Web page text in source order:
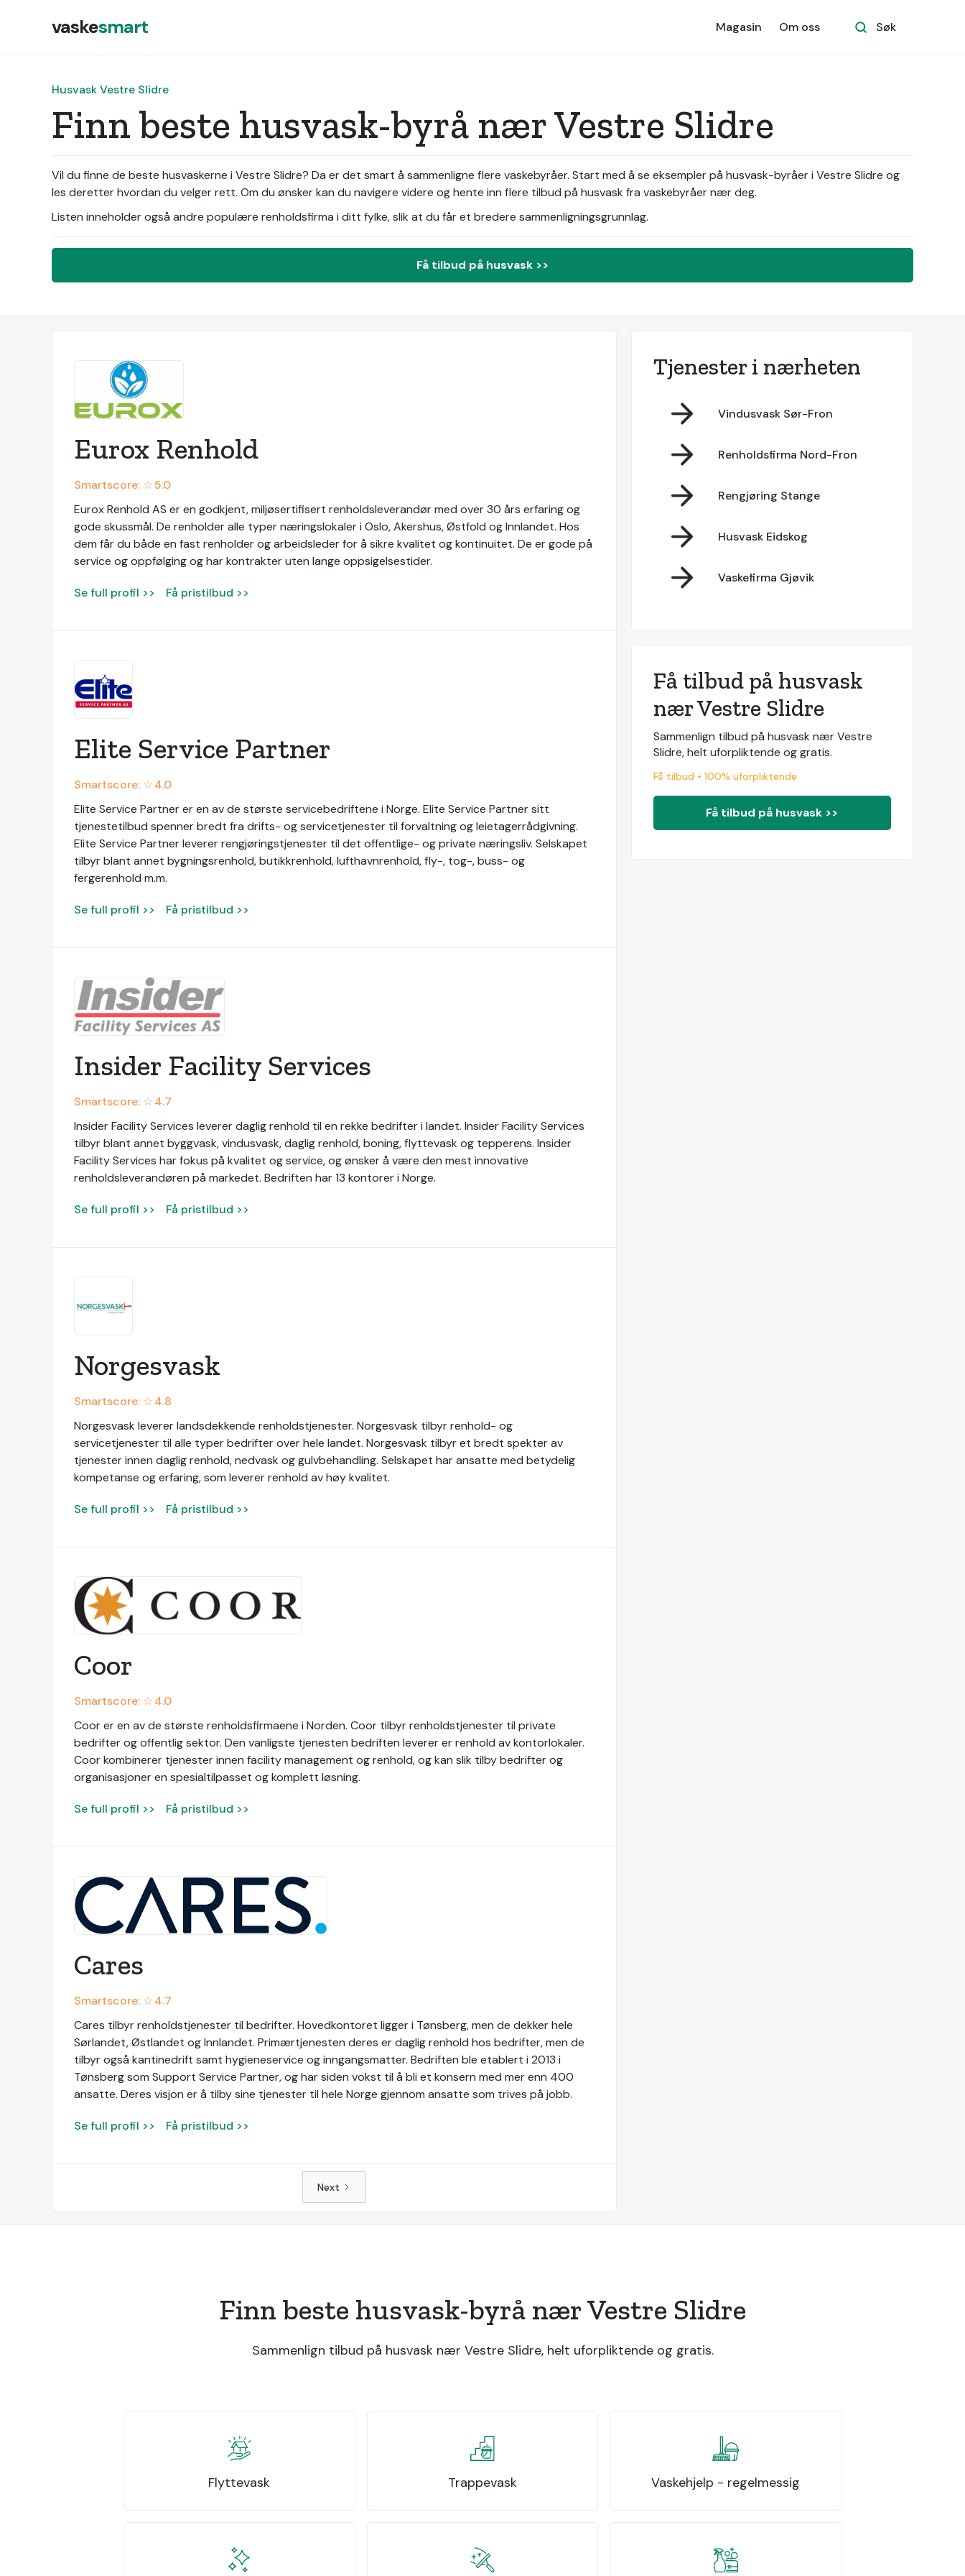
vaskesmart Magasin Om oss Søk
Husvask Vestre Slidre
Finn beste husvask-byrå nær Vestre Slidre
Vil du finne de beste husvaskerne i Vestre Slidre? Da er det smart å sammenligne flere vaskebyråer. Start med å se eksempler på husvask-byråer i Vestre Slidre og
les deretter hvordan du velger rett. Om du ønsker kan du navigere videre og hente inn flere tilbud på husvask fra vaskebyråer nær deg.
Listen inneholder også andre populære renholdsfirma i ditt fylke, slik at du får et bredere sammenligningsgrunnlag.
Få tilbud på husvask >>
Eurox Renhold
Smartscore: ☆5.0
Eurox Renhold AS er en godkjent, miljøsertifisert renholdsleverandør med over 30 års erfaring og
gode skussmål. De renholder alle typer næringslokaler i Oslo, Akershus, Østfold og Innlandet. Hos
dem får du både en fast renholder og arbeidsleder for å sikre kvalitet og kontinuitet. De er gode på
service og oppfølging og har kontrakter uten lange oppsigelsestider.
Se full profil >> Få pristilbud >>
Elite Service Partner
Smartscore: ☆4.0
Elite Service Partner er en av de største servicebedriftene i Norge. Elite Service Partner sitt
tjenestetilbud spenner bredt fra drifts- og servicetjenester til forvaltning og leietagerrådgivning.
Elite Service Partner leverer rengjøringstjenester til det offentlige- og private næringsliv. Selskapet
tilbyr blant annet bygningsrenhold, butikkrenhold, lufthavnrenhold, fly-, tog-, buss- og
fergerenhold m.m.
Se full profil >> Få pristilbud >>
Insider Facility Services
Smartscore: ☆4.7
Insider Facility Services leverer daglig renhold til en rekke bedrifter i landet. Insider Facility Services
tilbyr blant annet byggvask, vindusvask, daglig renhold, boning, flyttevask og tepperens. Insider
Facility Services har fokus på kvalitet og service, og ønsker å være den mest innovative
renholdsleverandøren på markedet. Bedriften har 13 kontorer i Norge.
Se full profil >> Få pristilbud >>
Norgesvask
Smartscore: ☆4.8
Norgesvask leverer landsdekkende renholdstjenester. Norgesvask tilbyr renhold- og
servicetjenester til alle typer bedrifter over hele landet. Norgesvask tilbyr et bredt spekter av
tjenester innen daglig renhold, nedvask og gulvbehandling. Selskapet har ansatte med betydelig
kompetanse og erfaring, som leverer renhold av høy kvalitet.
Se full profil >> Få pristilbud >>
Coor
Smartscore: ☆4.0
Coor er en av de største renholdsfirmaene i Norden. Coor tilbyr renholdstjenester til private
bedrifter og offentlig sektor. Den vanligste tjenesten bedriften leverer er renhold av kontorlokaler.
Coor kombinerer tjenester innen facility management og renhold, og kan slik tilby bedrifter og
organisasjoner en spesialtilpasset og komplett løsning.
Se full profil >> Få pristilbud >>
Cares
Smartscore: ☆4.7
Cares tilbyr renholdstjenester til bedrifter. Hovedkontoret ligger i Tønsberg, men de dekker hele
Sørlandet, Østlandet og Innlandet. Primærtjenesten deres er daglig renhold hos bedrifter, men de
tilbyr også kantinedrift samt hygieneservice og inngangsmatter. Bedriften ble etablert i 2013 i
Tønsberg som Support Service Partner, og har siden vokst til å bli et konsern med mer enn 400
ansatte. Deres visjon er å tilby sine tjenester til hele Norge gjennom ansatte som trives på jobb.
Se full profil >> Få pristilbud >>
Next
Tjenester i nærheten
Vindusvask Sør-Fron
Renholdsfirma Nord-Fron
Rengjøring Stange
Husvask Eidskog
Vaskefirma Gjøvik
Få tilbud på husvask
nær Vestre Slidre
Sammenlign tilbud på husvask nær Vestre
Slidre, helt uforpliktende og gratis.
Få tilbud • 100% uforpliktende
Få tilbud på husvask >>
Finn beste husvask-byrå nær Vestre Slidre
Sammenlign tilbud på husvask nær Vestre Slidre, helt uforpliktende og gratis.
Flyttevask Trappevask Vaskehjelp - regelmessig